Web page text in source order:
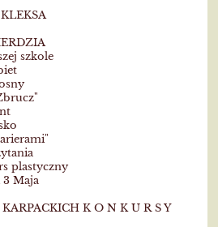
szkole
plastyczny
Maja
K O N K U R S Y